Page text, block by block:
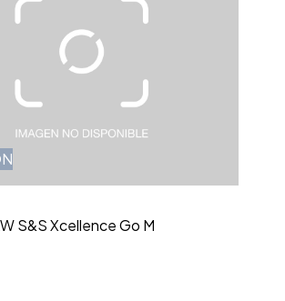
S&S Xcellence Go M